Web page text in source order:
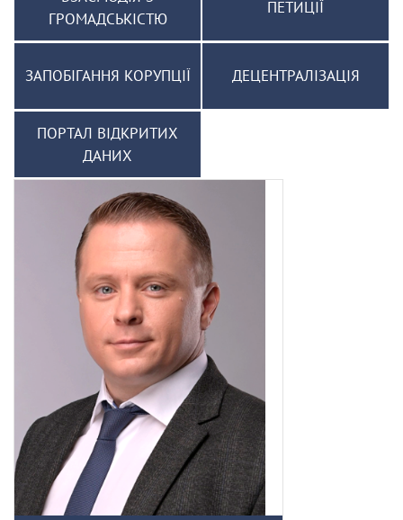
ГРОМАДСЬКІСТЮ
ПЕТИЦІЇ
ЗАПОБІГАННЯ КОРУПЦІЇ ДЕЦЕНТРАЛІЗАЦІЯ
ПОРТАЛ ВІДКРИТИХ
ДАНИХ